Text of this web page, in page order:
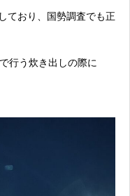
ており、国勢調査でも正
行う炊き出しの際に